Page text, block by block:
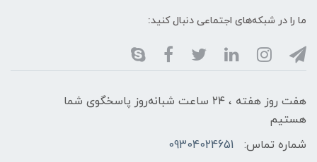
ما را در شبکه‌های اجتماعی دنبال کنید:
هفت روز هفته ، ۲۴ ساعت شبانه‌روز پاسخگوی شما
هستیم
شماره تماس:
09304024651